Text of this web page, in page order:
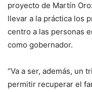
proyecto de Martín
llevar a la práctica los
centro a las personas
como gobernador.
“Va a ser, además, un
permitir recuperar el